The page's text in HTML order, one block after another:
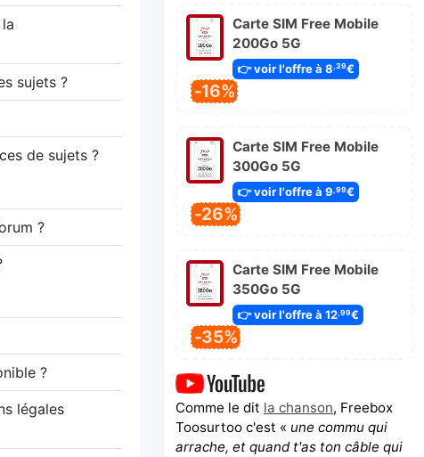
sujets ?
de sujets ?
?
?
légales
Carte SIM Free Mobile
200Go 5G
👉 voir l'offre à 8,39€
-16%
Carte SIM Free Mobile
300Go 5G
👉 voir l'offre à 9 ,99€
-26%
Carte SIM Free Mobile
350Go 5G
👉 voir l'offre à 12,99€
-35%
Comme le dit la chanson, Freebox
Toosurtoo c'est « une commu qui
arrache, et quand t'as ton câble qui